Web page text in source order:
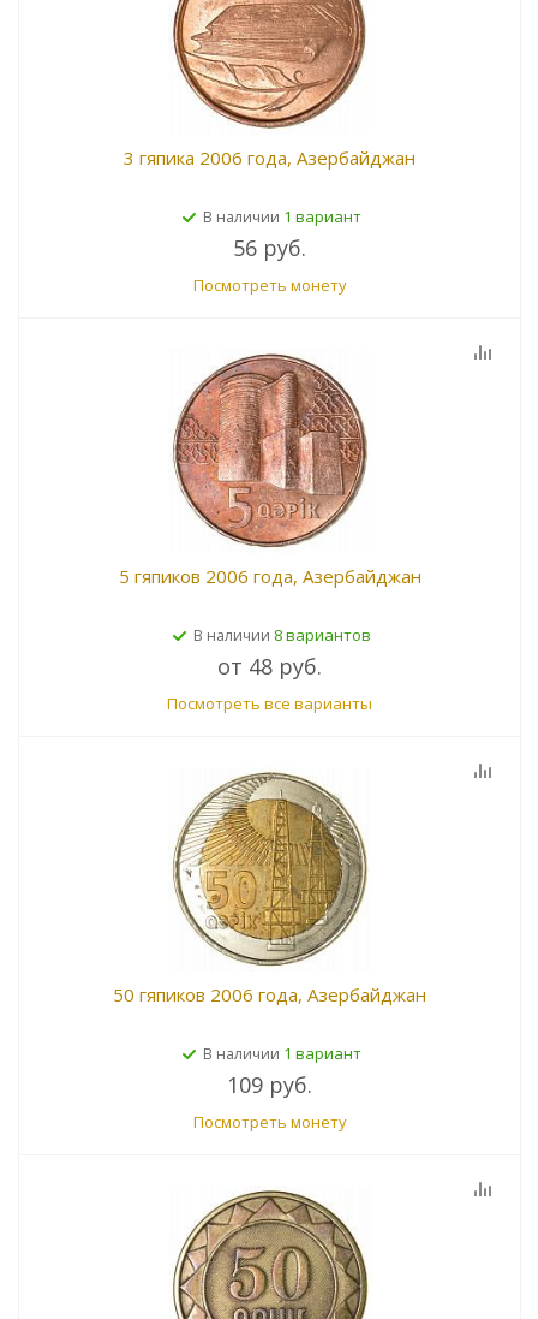
3 гяпика 2006 года, Азербайджан
В наличии 1 вариант
56 руб.
Посмотреть монету
5 гяпиков 2006 года, Азербайджан
В наличии 8 вариантов
от 48 руб.
Посмотреть все варианты
50 гяпиков 2006 года, Азербайджан
В наличии 1 вариант
109 руб.
Посмотреть монету